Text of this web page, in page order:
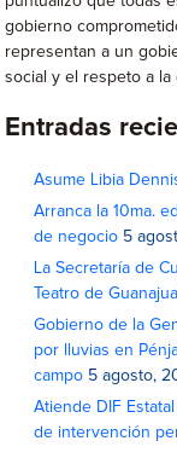
gobierno
representan a un
social y el respeto a la
Entradas
Asume Libia
Arranca la 10ma.
de negocio 5
La Secretaría de
Teatro de
Gobierno de la
por lluvias en
campo 5 agosto,
Atiende DIF
de intervención